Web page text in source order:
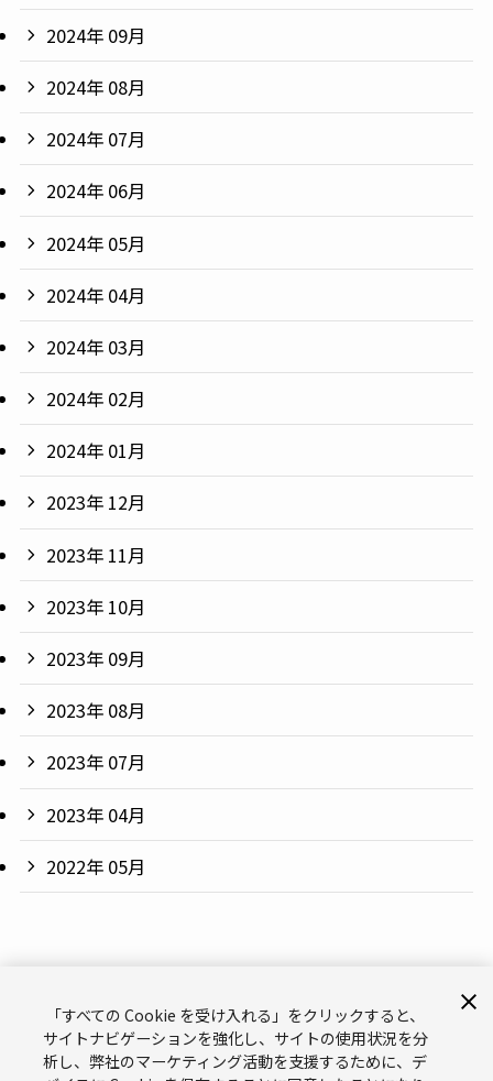
2024年 09月
2024年 08月
2024年 07月
2024年 06月
2024年 05月
2024年 04月
2024年 03月
2024年 02月
2024年 01月
2023年 12月
2023年 11月
2023年 10月
2023年 09月
2023年 08月
2023年 07月
2023年 04月
2022年 05月
「すべての Cookie を受け入れる」をクリックすると、
サイトナビゲーションを強化し、サイトの使用状況を分
析し、弊社のマーケティング活動を支援するために、デ